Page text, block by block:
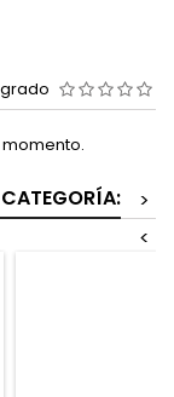
grado
>
<